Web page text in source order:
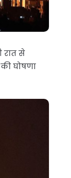
रात से
घोषणा